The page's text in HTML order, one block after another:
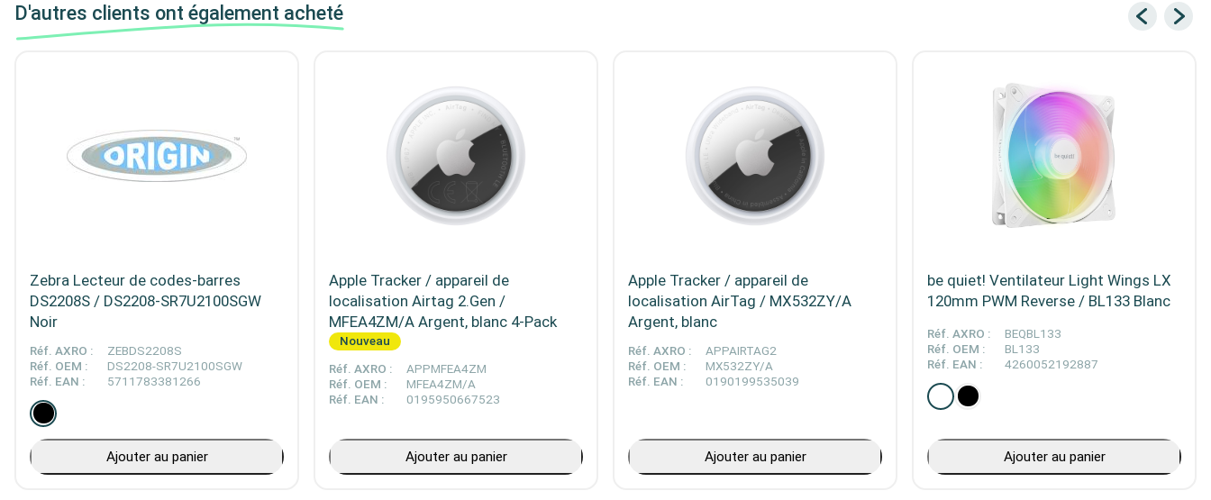
D'autres clients ont également acheté
Zebra Lecteur de codes-barres
DS2208S / DS2208-SR7U2100SGW
Noir
Réf. AXRO :
ZEBDS2208S
Réf. OEM :
DS2208-SR7U2100SGW
Réf. EAN :
5711783381266
Ajouter au panier
Apple Tracker / appareil de
localisation Airtag 2.Gen /
MFEA4ZM/A Argent, blanc 4-Pack
Nouveau
Réf. AXRO :
APPMFEA4ZM
Réf. OEM :
MFEA4ZM/A
Réf. EAN :
0195950667523
Ajouter au panier
Apple Tracker / appareil de
localisation AirTag / MX532ZY/A
Argent, blanc
Réf. AXRO :
APPAIRTAG2
Réf. OEM :
MX532ZY/A
Réf. EAN :
0190199535039
Ajouter au panier
be quiet! Ventilateur Light Wings LX
120mm PWM Reverse / BL133 Blanc
Réf. AXRO :
BEQBL133
Réf. OEM :
BL133
Réf. EAN :
4260052192887
Ajouter au panier